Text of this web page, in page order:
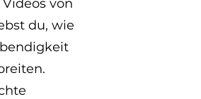
von
du, wie